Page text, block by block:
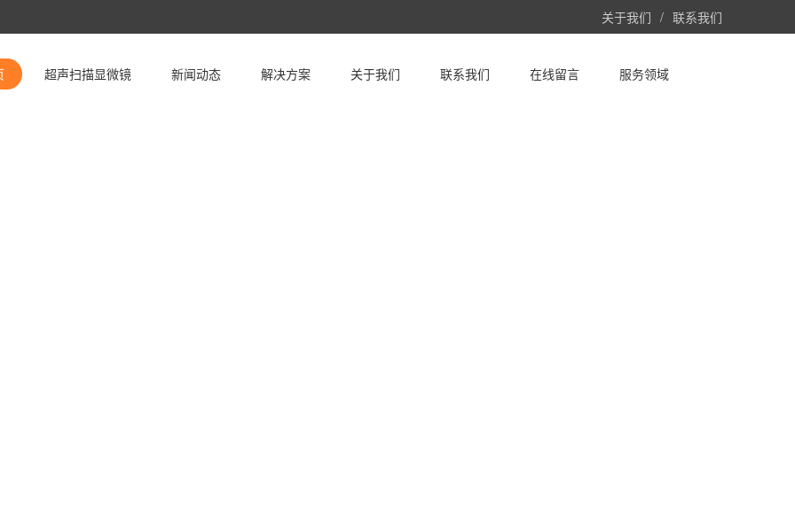
关于我们 / 联系我们
超声扫描显微镜 新闻动态 解决方案 关于我们 联系我们 在线留言 服务领域